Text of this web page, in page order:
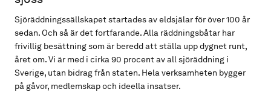
Sjöräddningssällskapet startades av eldsjälar för över 100 år
sedan. Och så är det fortfarande. Alla räddningsbåtar har
frivillig besättning som är beredd att ställa upp dygnet runt,
året om. Vi är med i cirka 90 procent av all sjöräddning i
Sverige, utan bidrag från staten. Hela verksamheten bygger
på gåvor, medlemskap och ideella insatser.